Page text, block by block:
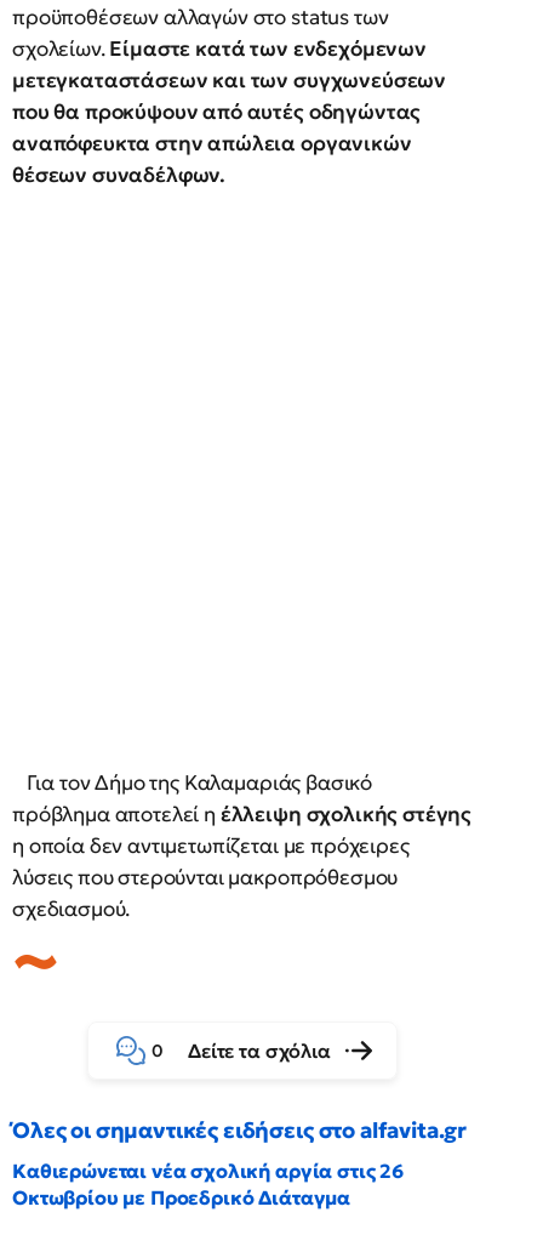
προϋποθέσεων αλλαγών στο status των
σχολείων.Είμαστε κατά των ενδεχόμενων
μετεγκαταστάσεων και των συγχωνεύσεων
που θα προκύψουν από αυτές οδηγώντας
αναπόφευκτα στην απώλεια οργανικών
θέσεων συναδέλφων.
Για τον Δήμο της Καλαμαριάς βασικό
πρόβλημα αποτελεί η έλλειψη σχολικής στέγης
η οποία δεν αντιμετωπίζεται με πρόχειρες
λύσεις που στερούνται μακροπρόθεσμου
σχεδιασμού.
0 Δείτε τα σχόλια
Όλες οι σημαντικές ειδήσεις στο alfavita.gr
Καθιερώνεται νέα σχολική αργία στις 26
Οκτωβρίου με Προεδρικό Διάταγμα